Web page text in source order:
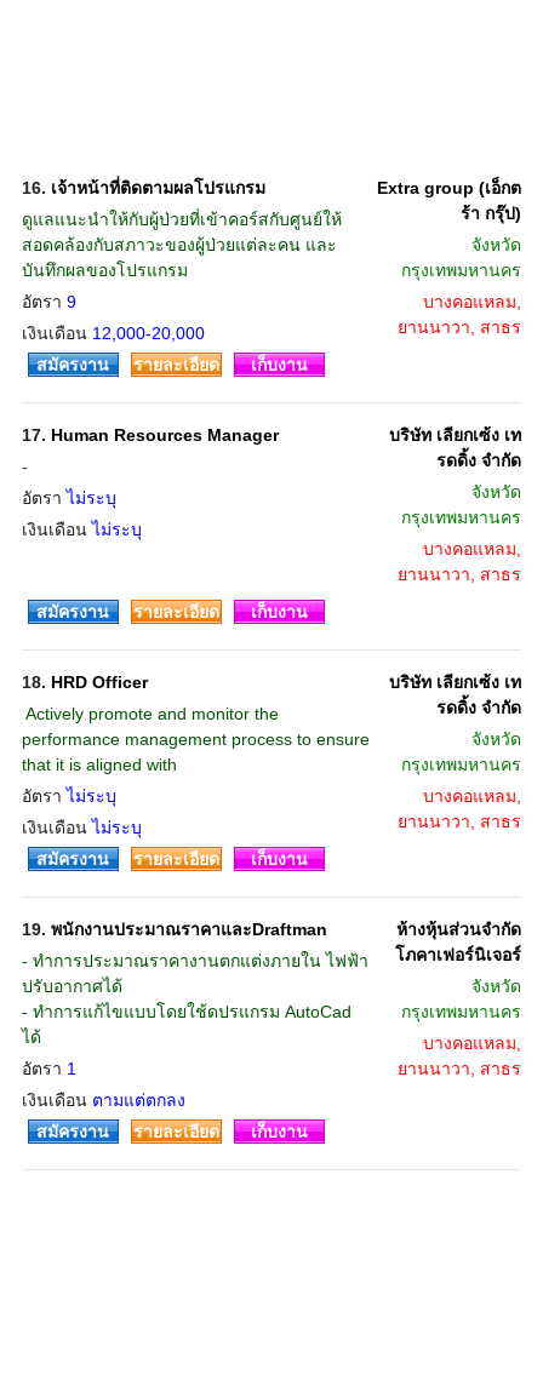
16. เจ้าหน้าที่ติดตามผลโปรแกรม
ดูแลแนะนำให้กับผู้ป่วยที่เข้าคอร์สกับศูนย์ให้
สอดคล้องกับสภาวะของผู้ป่วยแต่ละคน และ
บันทึกผลของโปรแกรม
อัตรา 9
เงินเดือน 12,000-20,000
Extra group (เอ็กต
ร้า กรุ๊ป)
จังหวัด
กรุงเทพมหานคร
บางคอแหลม,
ยานนาวา, สาธร
สมัครงาน
รายละเอียด เก็บงาน
17. Human Resources Manager
-
อัตราไม่ระบุ
เงินเดือนไม่ระบุ
บริษัท เลียกเซ้ง เท
รดดิ้ง จำกัด
จังหวัด
กรุงเทพมหานคร
บางคอแหลม,
ยานนาวา, สาธร
สมัครงาน
รายละเอียด เก็บงาน
18. HRD Officer
 Actively promote and monitor the
performance management process to ensure
that it is aligned with
อัตราไม่ระบุ
เงินเดือนไม่ระบุ
บริษัท เลียกเซ้ง เท
รดดิ้ง จำกัด
จังหวัด
กรุงเทพมหานคร
บางคอแหลม,
ยานนาวา, สาธร
สมัครงาน
รายละเอียด เก็บงาน
19. พนักงานประมาณราคาและDraftman
- ทำการประมาณราคางานตกแต่งภายใน ไฟฟ้า
ปรับอากาศได้
- ทำการแก้ไขแบบโดยใช้ดปรแกรม AutoCad
ได้
อัตรา 1
เงินเดือน ตามแต่ตกลง
ห้างหุ้นส่วนจำกัด
โภคาเฟอร์นิเจอร์
จังหวัด
กรุงเทพมหานคร
บางคอแหลม,
ยานนาวา, สาธร
สมัครงาน รายละเอียด เก็บงาน